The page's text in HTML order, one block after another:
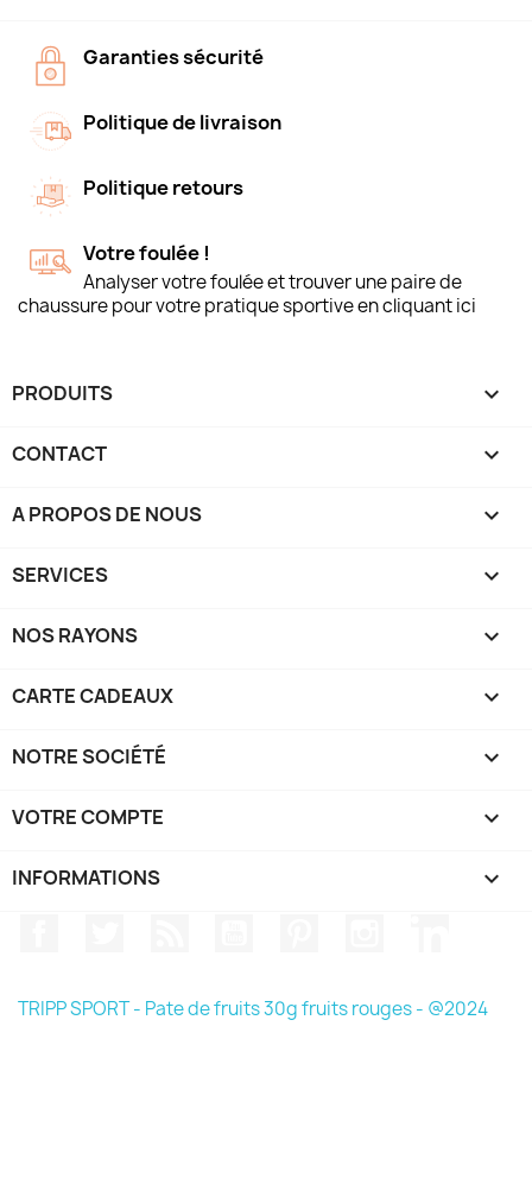
Garanties sécurité
Politique de livraison
Politique retours
Votre foulée !
Analyser votre foulée et trouver une paire de
chaussure pour votre pratique sportive en cliquant ici
PRODUITS 
CONTACT 
A PROPOS DE NOUS 
SERVICES 
NOS RAYONS 
CARTE CADEAUX 
NOTRE SOCIÉTÉ 
VOTRE COMPTE 
INFORMATIONS keyboard_arrow_down
TRIPP SPORT - Pate de fruits 30g fruits rouges - @2024